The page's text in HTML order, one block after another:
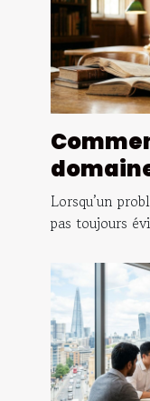
votre
Lorsqu’un
pas toujours